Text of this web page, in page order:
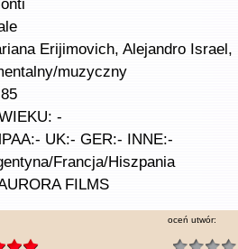
Erijimovich, Alejandro
muzyczny
-
UK:- GER:- INNE:-
Francja/Hiszpania
FILMS
oceń utwór: